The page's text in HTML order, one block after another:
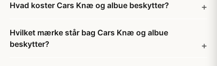
Hvad koster Cars Knæ og albue beskytter?
Hvilket mærke står bag Cars Knæ og albue
beskytter?